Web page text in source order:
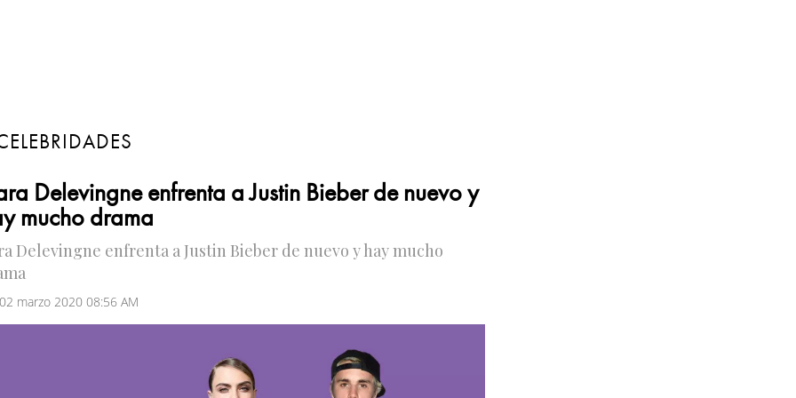
Delevingne enfrenta a Justin Bieber de nuevo y
mucho drama
Delevingne enfrenta a Justin Bieber de nuevo y hay mucho
marzo 2020 08:56 AM